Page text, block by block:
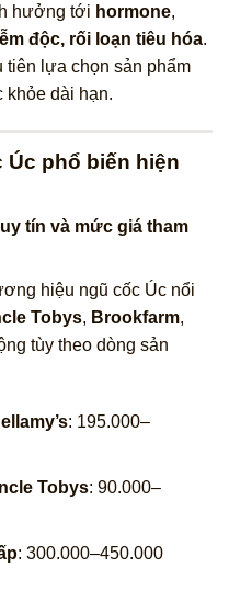
hưởng tới hormone,
độc, rối loạn tiêu hóa.
tiên lựa chọn sản phẩm
dài hạn.
Úc phổ biến hiện
tín và mức giá tham
hiệu ngũ cốc Úc nổi
Tobys, Brookfarm,
tùy theo dòng sản
: 195.000–
Tobys: 90.000–
: 300.000–450.000